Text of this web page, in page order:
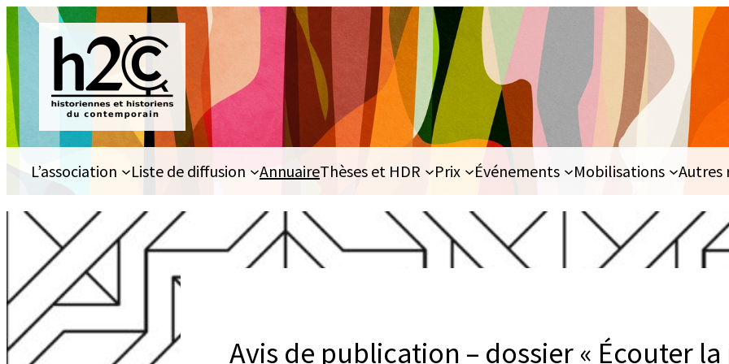
Aller
au
contenu
L’association Liste de diffusion AnnuaireThèses et HDR Prix Événements Mobilisations Autres
Avis de publication – dossier « Écouter la